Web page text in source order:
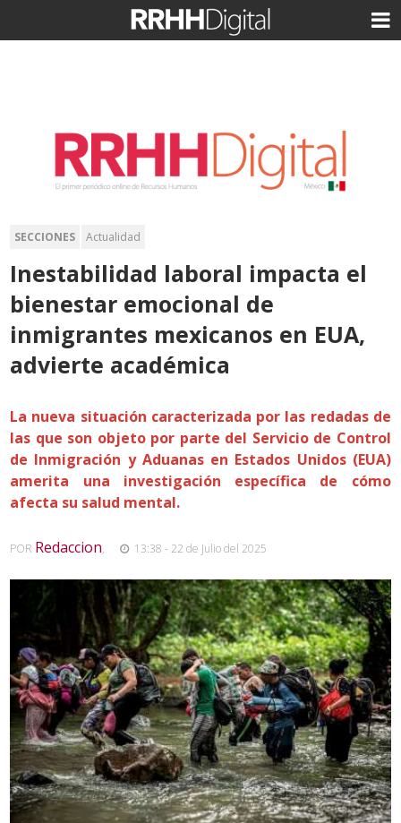
SECCIONES Actualidad
Inestabilidad laboral impacta el
bienestar emocional de
inmigrantes mexicanos en EUA,
advierte académica
La nueva situación caracterizada por las redadas de
las que son objeto por parte del Servicio de Control
de Inmigración y Aduanas en Estados Unidos (EUA)
amerita una investigación específica de cómo
afecta su salud mental.
POR Redaccion, 13:38 - 22 de Julio del 2025